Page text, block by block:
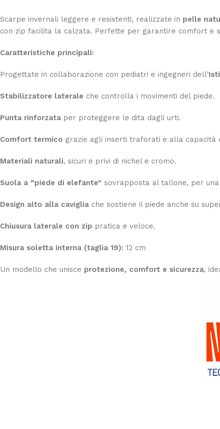
Scarpe invernali leggere e resistenti, realizzate in pelle
con zip facilita la calzata. Perfette per garantire comfort e
Caratteristiche principali:
Progettate in collaborazione con pediatri e ingegneri dell’
Stabilizzatore laterale che controlla i movimenti del piede.
Punta rinforzata per proteggere le dita dagli urti.
Comfort termico grazie agli inserti traforati e alla capacità
Materiali naturali, sicuri e privi di nichel e cromo.
Suola a “piede di elefante” sovrapposta al tallone, per
Design alto alla caviglia che sostiene il piede anche su
Chiusura laterale con zip pratica e veloce.
Misura soletta interna (taglia 19): 12 cm
Un modello che unisce protezione, comfort e sicurezza,